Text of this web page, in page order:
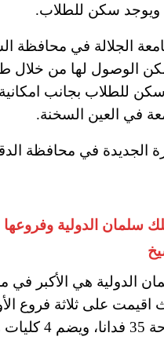
سكن للطلاب.
الجلالة في محافظة
الوصول لها من خلال
للطلاب بجانب امكانية
في العين السخنة.
الجديدة في محافظة
سلمان الدولية
الدولية هي الأكبر في
على ثلاثة فروع
الشيخ على مساحة